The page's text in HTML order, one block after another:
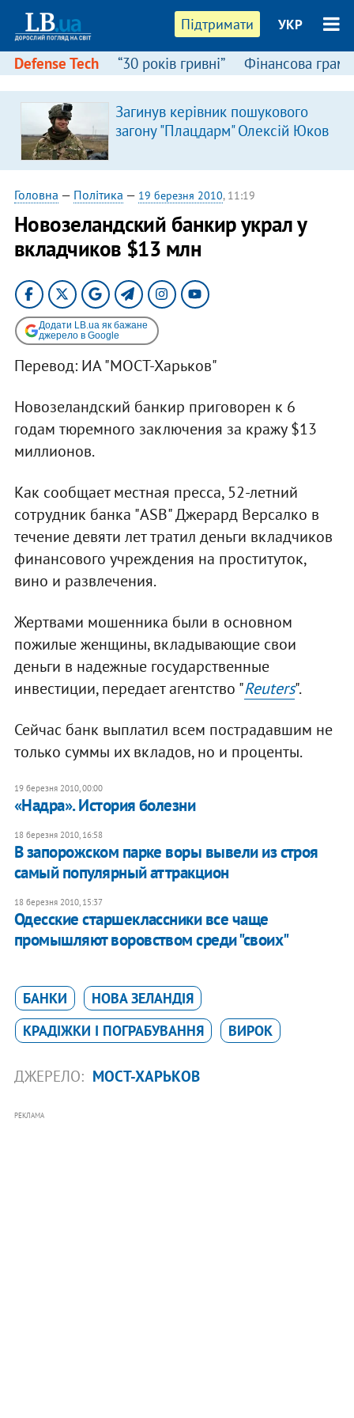
Підтримати УКР
Defense Tech “30 років гривні” Фінансова
Загинув керівник пошукового
загону "Плацдарм" Олексій Юков
Головна — Політика — 19 березня 2010, 11:19
Новозеландский банкир украл у
вкладчиков $13 млн
Додати LB.ua як бажане
джерело в Google
Перевод: ИА "МОСТ-Харьков"
Новозеландский банкир приговорен к 6
годам тюремного заключения за кражу $13
миллионов.
Как сообщает местная пресса, 52-летний
сотрудник банка "ASB" Джерард Версалко в
течение девяти лет тратил деньги вкладчиков
финансового учреждения на проституток,
вино и развлечения.
Жертвами мошенника были в основном
пожилые женщины, вкладывающие свои
деньги в надежные государственные
инвестиции, передает агентство "Reuters".
Сейчас банк выплатил всем пострадавшим не
только суммы их вкладов, но и проценты.
19 березня 2010, 00:00
«Надра». История болезни
18 березня 2010, 16:58
В запорожском парке воры вывели из строя
самый популярный аттракцион
18 березня 2010, 15:37
Одесские старшеклассники все чаще
промышляют воровством среди "своих"
БАНКИ
НОВА ЗЕЛАНДІЯ
КРАДІЖКИ І ПОГРАБУВАННЯ
ВИРОК
ДЖЕРЕЛО: МОСТ-ХАРЬКОВ
РЕКЛАМА